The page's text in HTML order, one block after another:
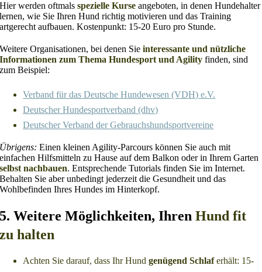
Hier werden oftmalsspezielle Kurse angeboten, in denen Hundehalter
lernen, wie Sie Ihren Hund richtig motivieren und das Training
artgerecht aufbauen. Kostenpunkt: 15-20 Euro pro Stunde.
Weitere Organisationen, bei denen Sieinteressante und nützliche
Informationen zum Thema Hundesport und Agility finden, sind
zum Beispiel:
Verband für das Deutsche Hundewesen (VDH) e.V.
Deutscher Hundesportverband (dhv)
Deutscher Verband der Gebrauchshundsportvereine
Übrigens: Einen kleinen Agility-Parcours können Sie auch mit
einfachen Hilfsmitteln zu Hause auf dem Balkon oder in Ihrem Garten
selbst nachbauen. Entsprechende Tutorials finden Sie im Internet.
Behalten Sie aber unbedingt jederzeit die Gesundheit und das
Wohlbefinden Ihres Hundes im Hinterkopf.
5. Weitere Möglichkeiten, IhrenHund fit
zu halten
Achten Sie darauf, dass Ihr Hundgenügend Schlaferhält: 15-